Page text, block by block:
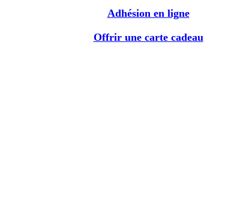
Adhésion en ligne
Offrir une carte cadeau